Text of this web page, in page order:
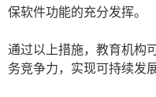
保软件功能的充分发挥。
通过以上措施，教育机构
务竞争力，实现可持续发展